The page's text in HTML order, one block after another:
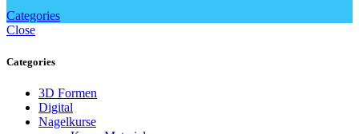
Categories
Close
Categories
3D Formen
Digital
Nagelkurse